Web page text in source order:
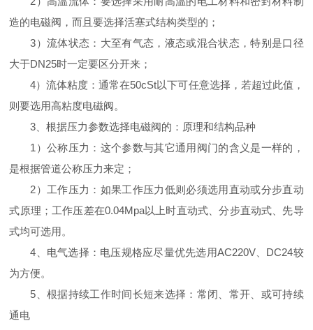
造的电磁阀，而且要选择活塞式结构类型的；
3）流体状态：大至有气态，液态或混合状态，特别是口径
大于DN25时一定要区分开来；
4）流体粘度：通常在50cSt以下可任意选择，若超过此值，
则要选用高粘度电磁阀。
3、根据压力参数选择电磁阀的：原理和结构品种
1）公称压力：这个参数与其它通用阀门的含义是一样的，
是根据管道公称压力来定；
2）工作压力：如果工作压力低则必须选用直动或分步直动
式原理；工作压差在0.04Mpa以上时直动式、分步直动式、先导
式均可选用。
4、电气选择：电压规格应尽量优先选用AC220V、DC24较
为方便。
5、根据持续工作时间长短来选择：常闭、常开、或可持续
通电